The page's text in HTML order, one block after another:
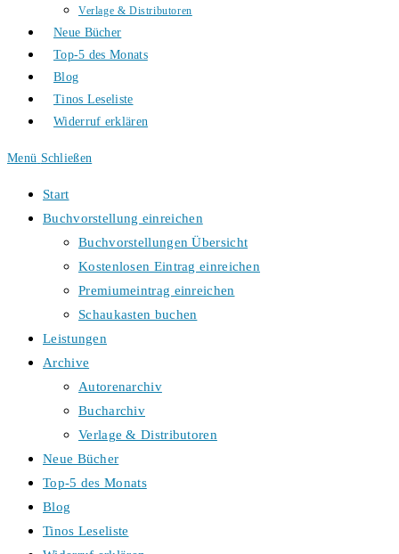
Verlage & Distributoren
Neue Bücher
Top-5 des Monats
Blog
Tinos Leseliste
Widerruf erklären
Menü Schließen
Start
Buchvorstellung einreichen
Buchvorstellungen Übersicht
Kostenlosen Eintrag einreichen
Premiumeintrag einreichen
Schaukasten buchen
Leistungen
Archive
Autorenarchiv
Bucharchiv
Verlage & Distributoren
Neue Bücher
Top-5 des Monats
Blog
Tinos Leseliste